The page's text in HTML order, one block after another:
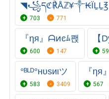
703 771
『ηя』ᗩͷͼﾑ쾑
600 147
°ᴮᴸᴰ°нυsᴎιツ
583 3409
『ηя
567